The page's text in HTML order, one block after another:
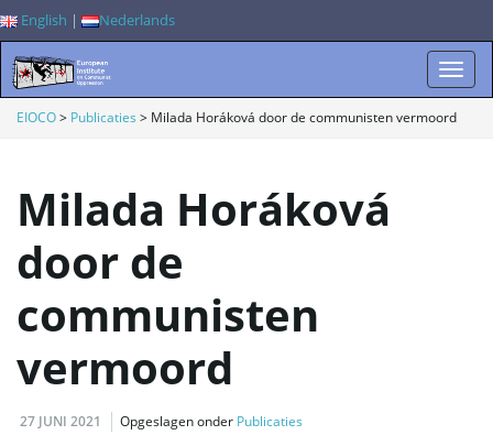
English | Nederlands
W
EIOCO> Publicaties > Milada Horáková door de communisten vermoord
Milada Horáková
door de
communisten
vermoord
27 JUNI 2021 Opgeslagen onder Publicaties